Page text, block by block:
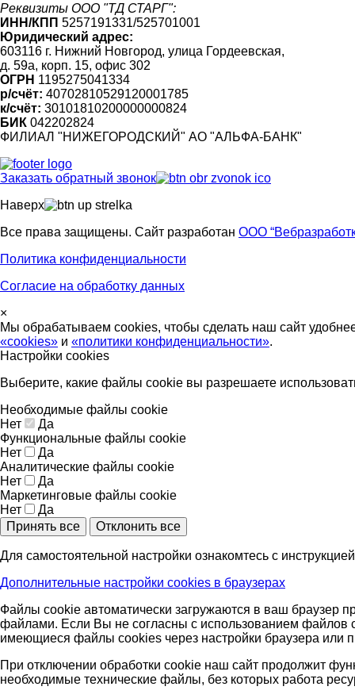
Реквизиты ООО "ТД СТАРГ":
ИНН/КПП 5257191331/525701001
Юридический адрес:
603116 г. Нижний Новгород, улица Гордеевская,
д. 59а, корп. 15, офис 302
ОГРН 1195275041334
р/счёт: 40702810529120001785
к/счёт: 30101810200000000824
БИК 042202824
ФИЛИАЛ "НИЖЕГОРОДСКИЙ" АО "АЛЬФА-БАНК"
Заказать обратный звонок
Наверх
Все права защищены. Сайт разработан ООО
Политика конфиденциальности
Согласие на обработку данных
×
Мы обрабатываем cookies, чтобы сделать наш сайт
«cookies» и «политики конфиденциальности».
Настройки cookies
Выберите, какие файлы cookie вы разрешаете
Необходимые файлы cookie
Нет
Да
Функциональные файлы cookie
Нет
Да
Аналитические файлы cookie
Нет
Да
Маркетинговые файлы cookie
Нет
Да
Принять все
Отклонить все
Для самостоятельной настройки ознакомтесь с инструкцией
Дополнительные настройки cookies в браузерах
Файлы cookie автоматически загружаются в ваш браузер
файлами. Если Вы не согласны с использованием файлов
имеющиеся файлы cookies через настройки браузера или
При отключении обработки cookie наш сайт продолжит
необходимые технические файлы, без которых работа